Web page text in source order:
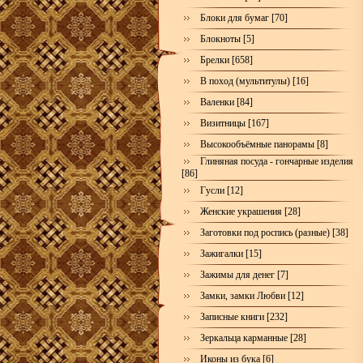
Блоки для бумаг [70]
Блокноты [5]
Брелки [658]
В поход (мультитулы) [16]
Валенки [84]
Визитницы [167]
Высокообъёмные панорамы [8]
Глиняная посуда - гончарные изделия
[86]
Гусли [12]
Женские украшения [28]
Заготовки под роспись (разные) [38]
Зажигалки [15]
Зажимы для денег [7]
Замки, замки Любви [12]
Записные книги [232]
Зеркальца карманные [28]
Иконы из бука [6]